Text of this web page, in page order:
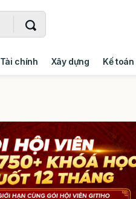
Tài chính Xây dựng Kế toán